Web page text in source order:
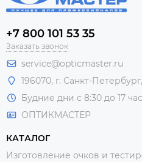
+7 800 101 53 35
Заказать звонок
service@opticmaster.ru
196070, г. Санкт-
Будние дни с 8:30 до 17
ОПТИКМАСТЕР
КАТАЛОГ
Изготовление очков и